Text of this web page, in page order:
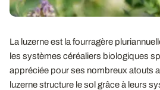
La luzerne est la fourragère
les systèmes céréaliers biologiques
appréciée pour ses nombreux atouts
luzerne structure le sol grâce à leurs